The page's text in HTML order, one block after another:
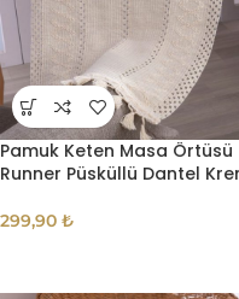
Pamuk Keten Masa Örtüsü
Runner Püsküllü Dantel
299,90 ₺